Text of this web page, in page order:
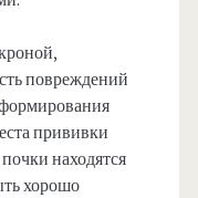
повреждений
прививки
находятся
хорошо